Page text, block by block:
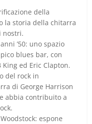
della
la storia della chitarra
nostri.
’50: uno spazio
blues bar, con
ed Eric Clapton.
del rock in
di George Harrison
abbia contribuito a
espone